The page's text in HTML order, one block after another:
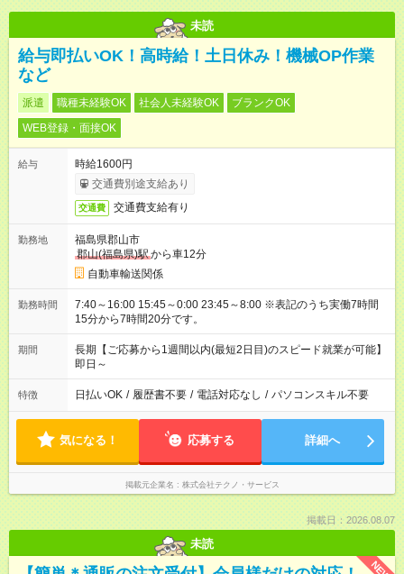
未読
給与即払いOK！高時給！土日休み！機械OP作業
など
派遣 職種未経験OK 社会人未経験OK
ブランクOK
WEB登録・面接OK
給与
時給1600円
交通費別途支給あり
交通費 交通費支給有り
勤務地
福島県郡山市
郡山(福島県)駅から車12分
自動車輸送関係
勤務時間
7:40～16:00 15:45～0:00 23:45～8:00 ※表記のうち実働7時間
15分から7時間20分です。
期間
長期【ご応募から1週間以内(最短2日目)のスピード就業が可能】
即日～
特徴 日払いOK / 履歴書不要 / 電話対応なし / パソコンスキル不要
気になる！ 応募する 詳細へ
掲載元企業名 株式会社テクノ・サービス
掲載日：2026.08.07
未読